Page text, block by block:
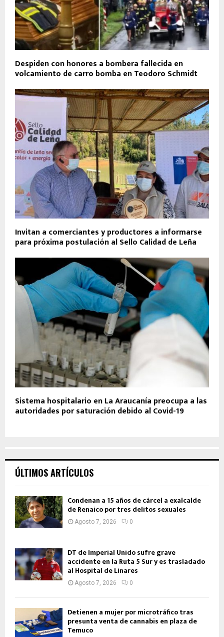
Despiden con honores a bombera fallecida en
volcamiento de carro bomba en Teodoro Schmidt
Invitan a comerciantes y productores a informarse
para próxima postulación al Sello Calidad de Leña
Sistema hospitalario en La Araucanía preocupa a las
autoridades por saturación debido al Covid-19
ÚLTIMOS ARTÍCULOS
Condenan a 15 años de cárcel a exalcalde
de Renaico por tres delitos sexuales
Agosto 7, 2026 0
DT de Imperial Unido sufre grave
accidente en la Ruta 5 Sur y es trasladado
al Hospital de Linares
Agosto 7, 2026 0
Detienen a mujer por microtráfico tras
presunta venta de cannabis en plaza de
Temuco